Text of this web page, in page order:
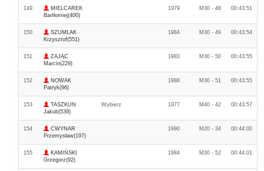
149
MIELCAREK
Bartłomiej(400)
1979 M30 - 48 00:43:51
150
SZUMLAK
Krzysztof(551)
1984 M30 - 49 00:43:54
151
ZAJĄC
Marcin(229)
1983 M30 - 50 00:43:55
152
NOWAK
Patryk(96)
1988 M30 - 51 00:43:55
153
TASZKUN
Jakub(539)
Wybierz 1977 M40 - 42 00:43:57
154
CWYNAR
Przemysław(197)
1990 M20 - 34 00:44:00
155
KAMIŃSKI
Grzegorz(92)
1984 M30 - 52 00:44:01